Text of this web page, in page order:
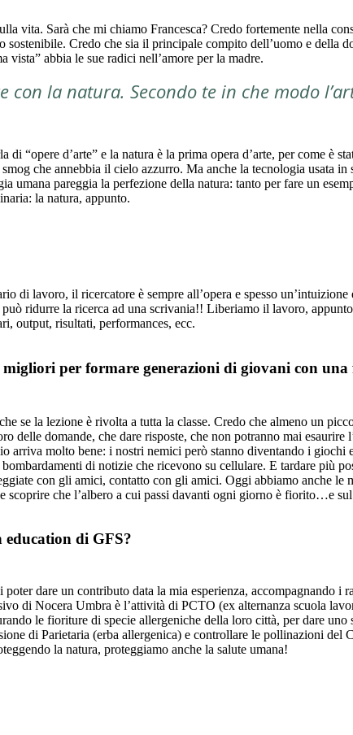
vita. Sarà che mi chiamo Francesca? Credo fortemente nella
Credo che sia il principale compito dell’uomo e della
vista” abbia le sue radici nell’amore per la madre.
la natura. Secondo te in che modo
“opere d’arte” e la natura è la prima opera d’arte, per come è
che annebbia il cielo azzurro. Ma anche la tecnologia usata in
pareggia la perfezione della natura: tanto per fare un
la natura, appunto.
di lavoro, il ricercatore è sempre all’opera e spesso
ridurre la ricerca ad una scrivania!! Liberiamo il lavoro,
output, risultati, performances, ecc.
per formare generazioni di giovani con una
se la lezione è rivolta a tutta la classe. Credo che almeno un
delle domande, che dare risposte, che non potranno mai
molto bene: i nostri nemici però stanno diventando i
di notizie che ricevono su cellulare. E tardare più
con gli amici, contatto con gli amici. Oggi abbiamo anche le
scoprire che l’albero a cui passi davanti ogni giorno è fiorito…e
education di GFS?
dare un contributo data la mia esperienza, accompagnando i
di Nocera Umbra è l’attività di PCTO (ex alternanza scuola
le fioriture di specie allergeniche della loro città, per dare
di Parietaria (erba allergenica) e controllare le pollinazioni del
la natura, proteggiamo anche la salute umana!